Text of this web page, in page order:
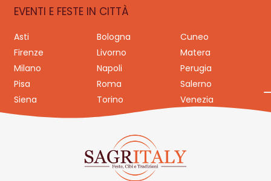
EVENTI E FESTE IN CITTÀ
Asti Bologna
Cuneo
Firenze
Livorno
Matera
Milano
Napoli
Perugia
Pisa
Roma
Salerno
Siena
Torino Venezia